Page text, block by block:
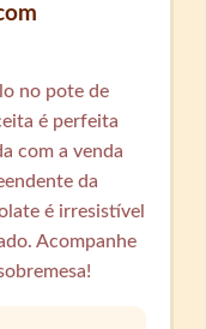
no pote de
é perfeita
com a venda
da
é irresistível
Acompanhe